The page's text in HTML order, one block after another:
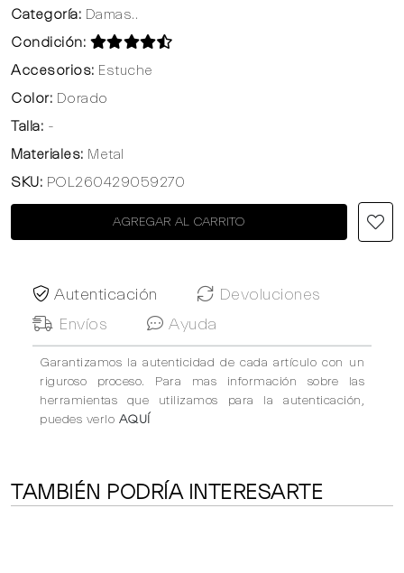
Categoría: Damas..
Condición:
Accesorios: Estuche
Color: Dorado
Talla: -
Materiales: Metal
SKU: POL260429059270
AGREGAR AL CARRITO
Autenticación
Devoluciones
Envíos
Ayuda
Garantizamos la autenticidad de cada artículo con un
riguroso proceso. Para mas información sobre las
herramientas que utilizamos para la autenticación,
puedes verlo AQUÍ
TAMBIÉN PODRÍA INTERESARTE